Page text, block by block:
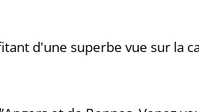
d'une superbe vue sur la